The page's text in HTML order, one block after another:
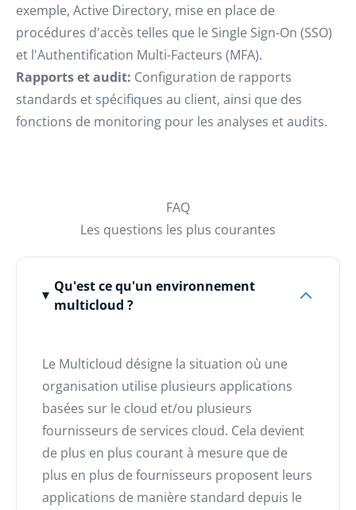
exemple, Active Directory, mise en place de
procédures d'accès telles que le Single Sign-On (SSO)
et l'Authentification Multi-Facteurs (MFA).
Rapports et audit: Configuration de rapports
standards et spécifiques au client, ainsi que des
fonctions de monitoring pour les analyses et audits.
FAQ
Les questions les plus courantes
Qu'est ce qu'un environnement
multicloud ?
Le Multicloud désigne la situation où une
organisation utilise plusieurs applications
basées sur le cloud et/ou plusieurs
fournisseurs de services cloud. Cela devient
de plus en plus courant à mesure que de
plus en plus de fournisseurs proposent leurs
applications de manière standard depuis le